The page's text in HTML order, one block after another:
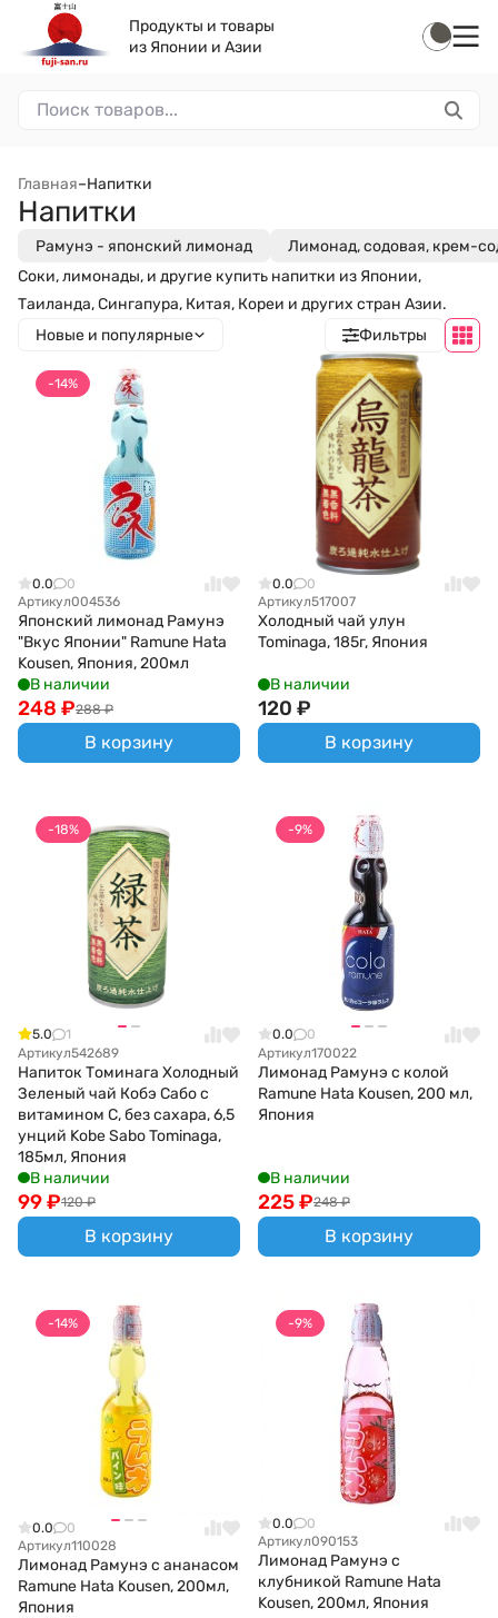
Продукты и товары
из Японии и Азии
Главная–Напитки
Напитки
Рамунэ - японский лимонад
Лимонад, содовая, крем-
Соки, лимонады, и другие купить напитки из Японии,
Таиланда, Сингапура, Китая, Кореи и других стран Азии.
Новые и популярные
Фильтры
-14%
0.0
0
Артикул004536
Японский лимонад Рамунэ
"Вкус Японии" Ramune Hata
Kousen, Япония, 200мл
В наличии
288 ₽
248 ₽
В корзину
0.0
0
Артикул517007
Холодный чай улун
Tominaga, 185г, Япония
В наличии
120 ₽
В корзину
-18%
5.0
1
Артикул542689
Напиток Томинага Холодный
Зеленый чай Кобэ Сабо с
витамином С, без сахара, 6,5
унций Kobe Sabo Tominaga,
185мл, Япония
В наличии
120 ₽
99₽
В корзину
-9%
0.0
0
Артикул170022
Лимонад Рамунэ с колой
Ramune Hata Kousen, 200 мл,
Япония
В наличии
248 ₽
225₽
В корзину
-14%
0.0
0
Артикул110028
Лимонад Рамунэ с ананасом
Ramune Hata Kousen, 200мл,
Япония
-9%
0.0
0
Артикул090153
Лимонад Рамунэ с
клубникой Ramune Hata
Kousen, 200мл, Япония